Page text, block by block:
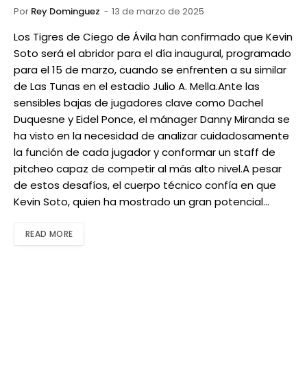
Por Rey Dominguez 13 de marzo de 2025
Los Tigres de Ciego de Ávila han confirmado que Kevin
Soto será el abridor para el día inaugural, programado
para el 15 de marzo, cuando se enfrenten a su similar
de Las Tunas en el estadio Julio A. Mella.Ante las
sensibles bajas de jugadores clave como Dachel
Duquesne y Eidel Ponce, el mánager Danny Miranda se
ha visto en la necesidad de analizar cuidadosamente
la función de cada jugador y conformar un staff de
pitcheo capaz de competir al más alto nivel.A pesar
de estos desafíos, el cuerpo técnico confía en que
Kevin Soto, quien ha mostrado un gran potencial…
READ MORE